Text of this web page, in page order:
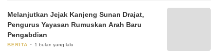
Melanjutkan Jejak Kanjeng Sunan Drajat,
Pengurus Yayasan Rumuskan Arah Baru
Pengabdian
BERITA 1 bulan yang lalu